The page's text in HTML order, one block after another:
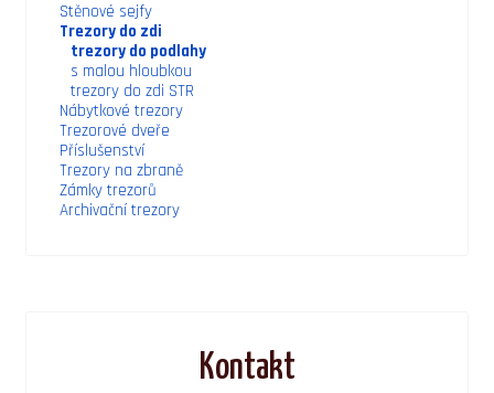
Stěnové sejfy
Trezory do zdi
trezory do podlahy
s malou hloubkou
trezory do zdi STR
Nábytkové trezory
Trezorové dveře
Příslušenství
Trezory na zbraně
Zámky trezorů
Archivační trezory
Kontakt